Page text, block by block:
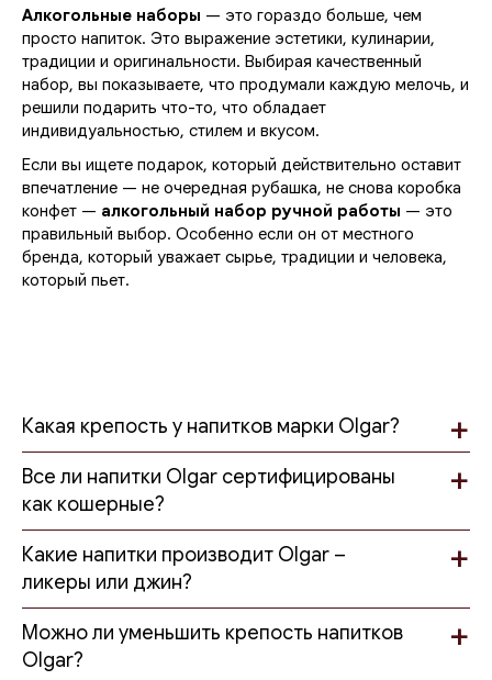
Алкогольные наборы — это гораздо больше, чем
просто напиток. Это выражение эстетики, кулинарии,
традиции и оригинальности. Выбирая качественный
набор, вы показываете, что продумали каждую мелочь, и
решили подарить что-то, что обладает
индивидуальностью, стилем и вкусом.
Если вы ищете подарок, который действительно оставит
впечатление — не очередная рубашка, не снова коробка
конфет — алкогольный набор ручной работы — это
правильный выбор. Особенно если он от местного
бренда, который уважает сырье, традиции и человека,
который пьет.
Какая крепость у напитков марки Olgar?
Все ли напитки Olgar сертифицированы
как кошерные?
Какие напитки производит Olgar –
ликеры или джин?
Можно ли уменьшить крепость напитков
Olgar?